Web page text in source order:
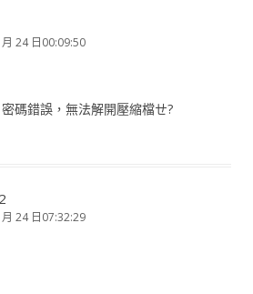
24 日00:09:50
碼錯誤，無法解開壓縮檔ㄝ?
24 日07:32:29